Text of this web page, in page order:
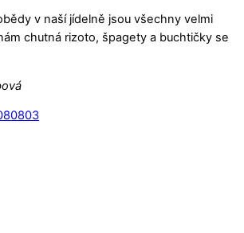
v naší jídelně jsou všechny velmi
chutná rizoto, špagety a buchtičky se